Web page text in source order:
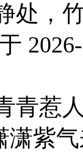
处，
青惹
潇紫